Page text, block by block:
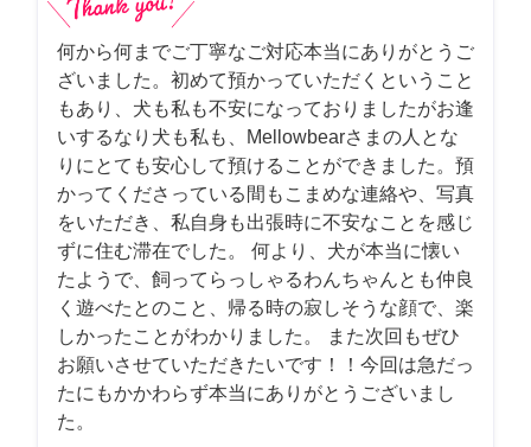
何から何までご丁寧なご対応本当にありがとうご
ざいました。初めて預かっていただくということ
もあり、犬も私も不安になっておりましたがお逢
いするなり犬も私も、Mellowbearさまの人とな
りにとても安心して預けることができました。預
かってくださっている間もこまめな連絡や、写真
をいただき、私自身も出張時に不安なことを感じ
ずに住む滞在でした。 何より、犬が本当に懐い
たようで、飼ってらっしゃるわんちゃんとも仲良
く遊べたとのこと、帰る時の寂しそうな顔で、楽
しかったことがわかりました。 また次回もぜひ
お願いさせていただきたいです！！今回は急だっ
たにもかかわらず本当にありがとうございまし
た。